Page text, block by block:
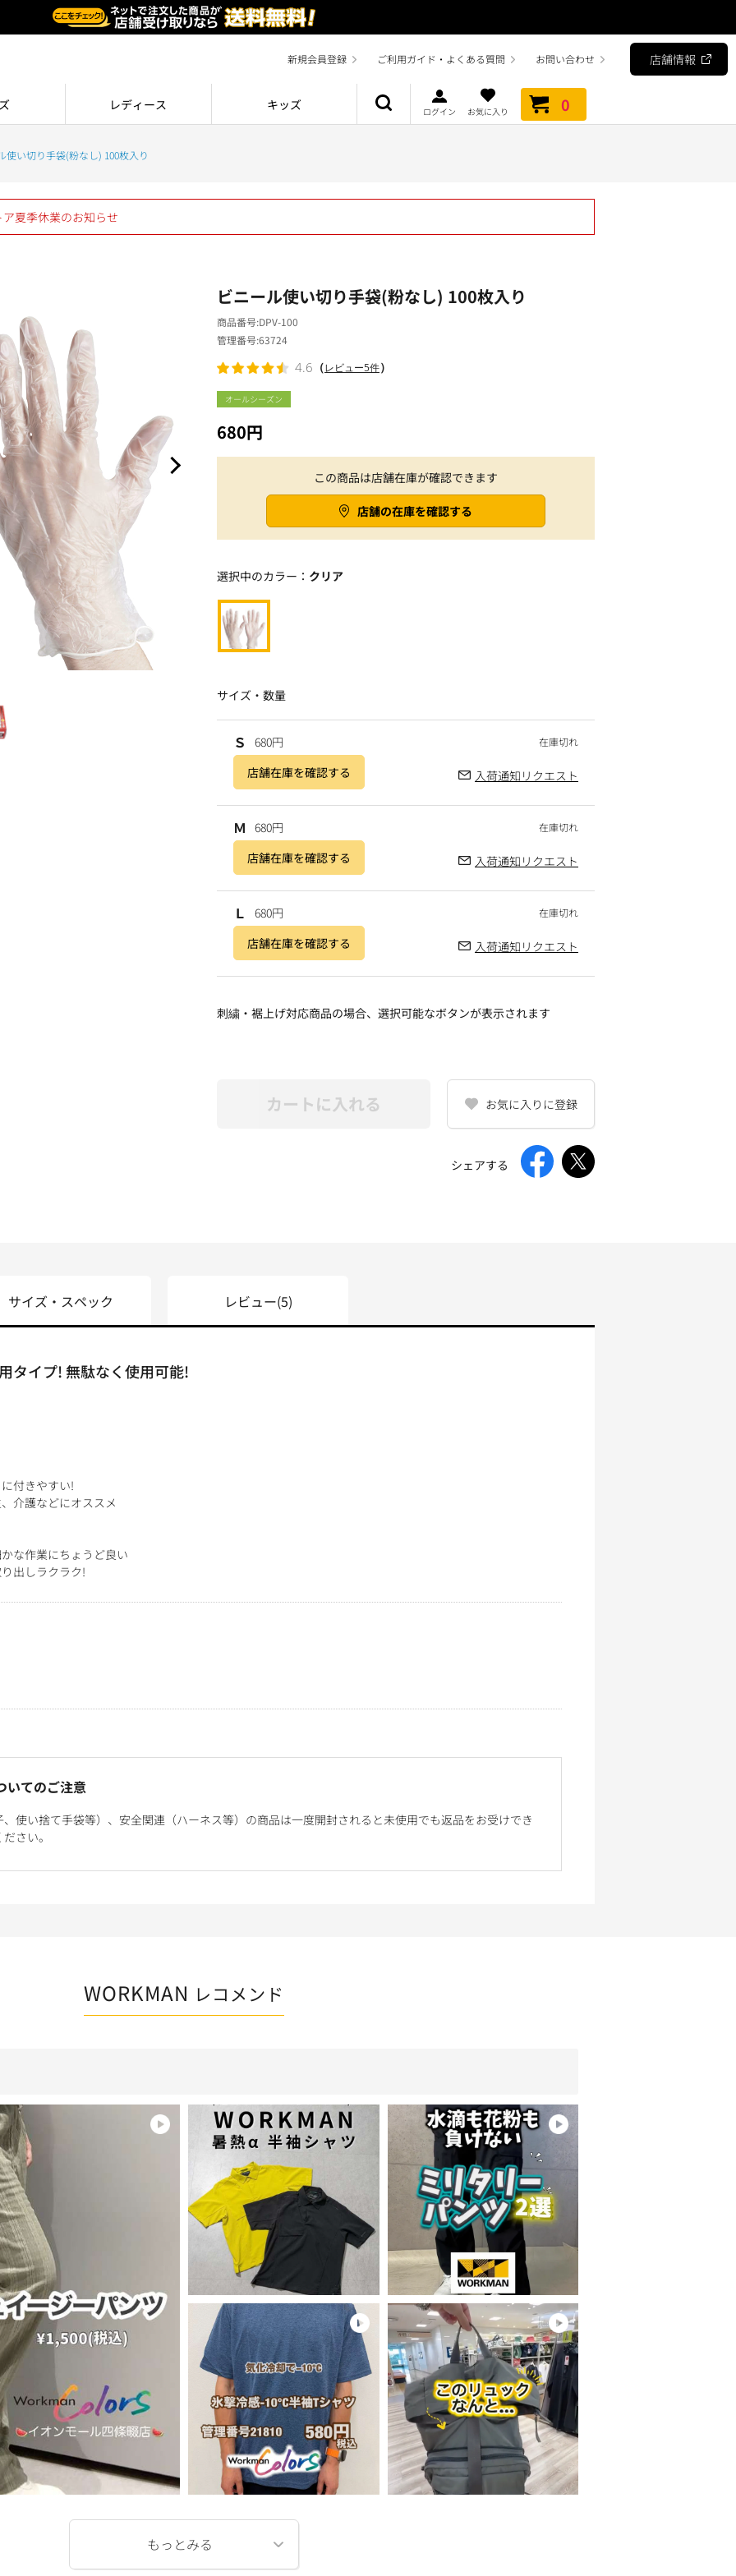
新規会員登録 ご利用ガイド・よくある質問 お問い合わせ 店舗情報
レディース キッズ ログイン お気に入り 0
使い切り手袋(粉なし) 100枚入り
夏季休業のお知らせ
オールシーズン
この商品は店舗在庫が確認できます
店舗の在庫を確認する
ビニール使い切り手袋(粉なし) 100枚入り
680円
商品番号 DPV-100
管理番号63724
4.6 （レビュー5件）
選択中のカラー： クリア
サイズ・数量
Ｓ 680円
入荷通知リクエスト
店舗在庫を確認する
Ｍ 680円
入荷通知リクエスト
店舗在庫を確認する
Ｌ 680円
入荷通知リクエスト
店舗在庫を確認する
刺繍・裾上げ対応商品の場合、選択可能なボタンが表示されます
カートに入れる お気に入りに登録
シェアする
タイプ! 無駄なく使用可能!
付きやすい!
介護などにオススメ
な作業にちょうど良い
出しラクラク!
いてのご注意
使い捨て手袋等）、安全関連（ハーネス等）の商品は一度開封されると未使用でも返品をお受けでき
さい。
サイズ・スペック レビュー(5)
WORKMAN レコメンド